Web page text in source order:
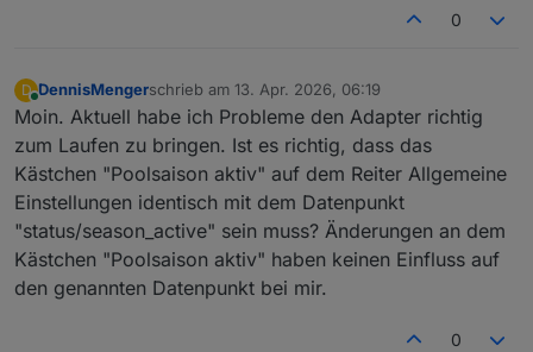
0
D
Online
DennisMengerschrieb am 13. Apr. 2026, 06:19
zuletzt editiert von
Moin. Aktuell habe ich Probleme den Adapter richtig
zum Laufen zu bringen. Ist es richtig, dass das
Kästchen "Poolsaison aktiv" auf dem Reiter Allgemeine
Einstellungen identisch mit dem Datenpunkt
"status/season_active" sein muss? Änderungen an dem
Kästchen "Poolsaison aktiv" haben keinen Einfluss auf
den genannten Datenpunkt bei mir.
0